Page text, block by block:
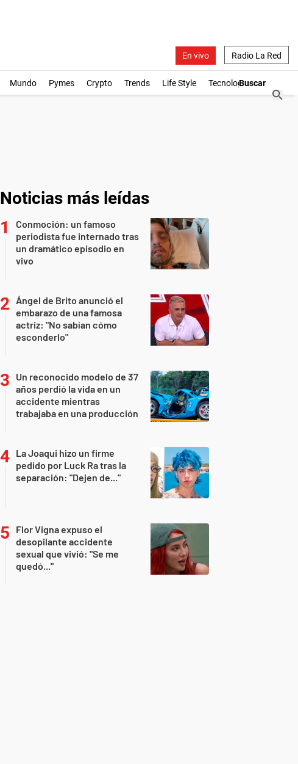
En vivo Radio La Red
Mundo Pymes Crypto Trends Life Style Tecnología
Noticias más leídas
Conmoción: un famoso
periodista fue internado tras
un dramático episodio en
vivo
Ángel de Brito anunció el
embarazo de una famosa
actriz: "No sabían cómo
esconderlo"
Un reconocido modelo de 37
años perdió la vida en un
accidente mientras
trabajaba en una producción
La Joaqui hizo un firme
pedido por Luck Ra tras la
separación: "Dejen de..."
Flor Vigna expuso el
desopilante accidente
sexual que vivió: "Se me
quedó..."